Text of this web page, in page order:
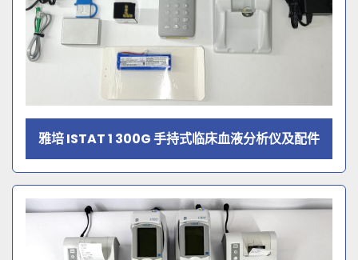
雅培 ISTAT 1 300G 手持式临床血液分析仪及配件